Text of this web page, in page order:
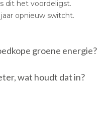
dit het voordeligst.
opnieuw switcht.
groene energie?
wat houdt dat in?